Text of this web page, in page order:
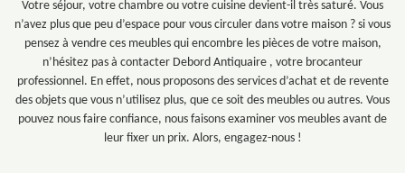
Votre séjour, votre chambre ou votre cuisine devient-il très saturé. Vous
n’avez plus que peu d’espace pour vous circuler dans votre maison ? si vous
pensez à vendre ces meubles qui encombre les pièces de votre maison,
n’hésitez pas à contacter Debord Antiquaire , votre brocanteur
professionnel. En effet, nous proposons des services d’achat et de revente
des objets que vous n’utilisez plus, que ce soit des meubles ou autres. Vous
pouvez nous faire confiance, nous faisons examiner vos meubles avant de
leur fixer un prix. Alors, engagez-nous !